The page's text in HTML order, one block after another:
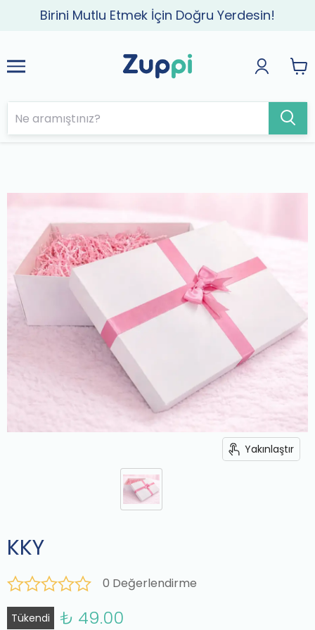
Birini Mutlu Etmek İçin Doğru Yerdesin!
Yakınlaştır
KKY
0 Değerlendirme
Tükendi ₺ 49.00